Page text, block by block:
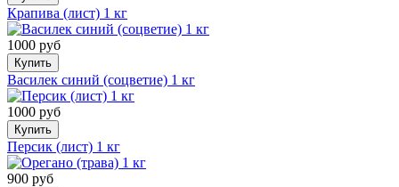
Крапива (лист) 1 кг
1000 руб
Купить
Василек синий (соцветие) 1 кг
1000 руб
Купить
Персик (лист) 1 кг
900 руб